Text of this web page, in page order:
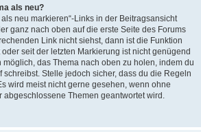
als neu?
neu markieren“-Links in der Beitragsansicht
ganz nach oben auf die erste Seite des Forums
Link nicht siehst, dann ist die Funktion
seit der letzten Markierung ist nicht genügend
möglich, das Thema nach oben zu holen, indem du
schreibst. Stelle jedoch sicher, dass du die Regeln
wird meist nicht gerne gesehen, wenn ohne
abgeschlossene Themen geantwortet wird.